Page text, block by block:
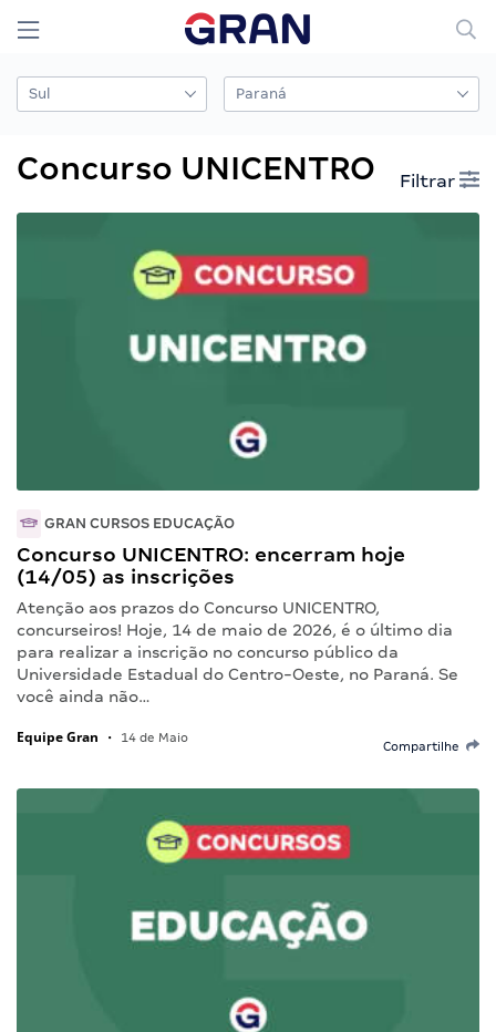
Concurso UNICENTRO Filtrar
GRAN CURSOS EDUCAÇÃO
Concurso UNICENTRO: encerram hoje
(14/05) as inscrições
Atenção aos prazos do Concurso UNICENTRO,
concurseiros! Hoje, 14 de maio de 2026, é o último dia
para realizar a inscrição no concurso público da
Universidade Estadual do Centro-Oeste, no Paraná. Se
você ainda não…
Equipe Gran • 14 de Maio
Compartilhe